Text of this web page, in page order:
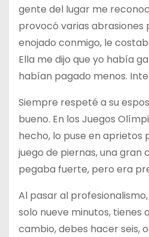
gente del lugar me
provocó varias abrasiones
enojado conmigo, le
Ella me dijo que yo había
habían pagado menos.
Siempre respeté a su
bueno. En los Juegos
hecho, lo puse en
juego de piernas, una gran
pegaba fuerte, pero era
Al pasar al
solo nueve minutos, tienes
cambio, debes hacer seis,